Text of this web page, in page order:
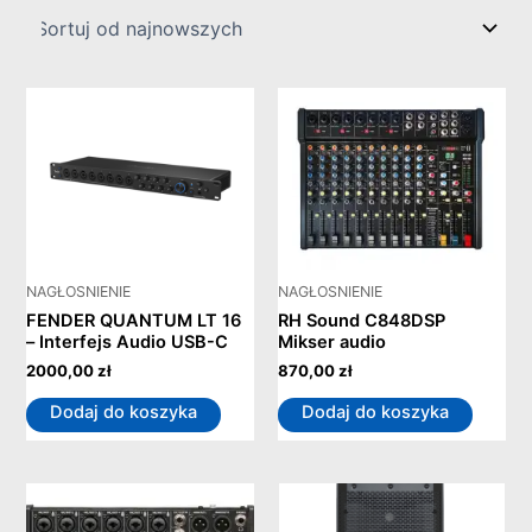
NAGŁOSNIENIE
FENDER QUANTUM LT 16
– Interfejs Audio USB-C
2000,00zł
Dodaj do koszyka
NAGŁOSNIENIE
RH Sound C848DSP
Mikser audio
870,00zł
Dodaj do koszyka